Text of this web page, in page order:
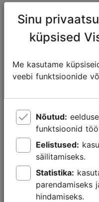
Leia erilised
Sinu
küpsised
Me kasutame
veebi funktsioonide
Nõutud:
funktsioonid
Eelistused:
säilitamiseks.
Statistika:
parendamiseks
hindamiseks.